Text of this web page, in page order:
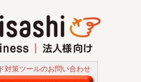
対策ツールのお問い合わせ